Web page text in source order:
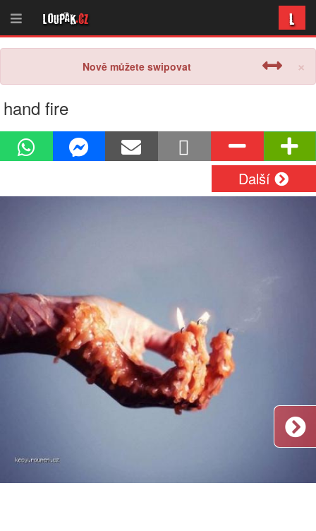
Loupak.cz L
×
Nově můžete swipovat
hand fire
Další